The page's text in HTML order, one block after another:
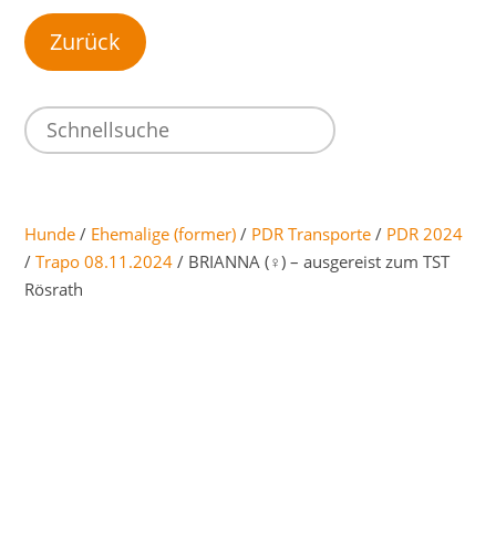
Hunde / Ehemalige (former) / PDR Transporte / PDR 2024
/Trapo 08.11.2024 / BRIANNA (♀) – ausgereist zum TST
Rösrath